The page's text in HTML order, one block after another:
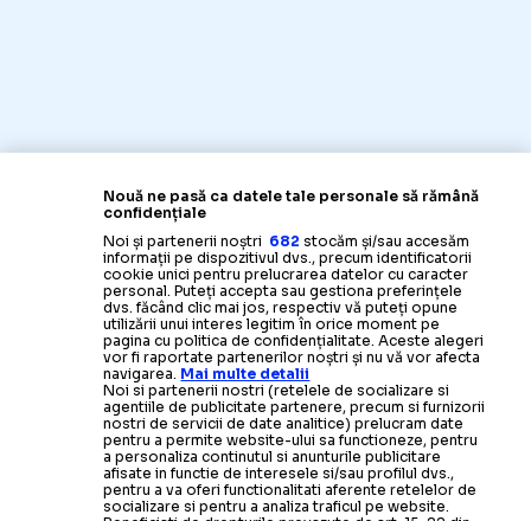
Nouă ne pasă ca datele tale personale să rămână
confidențiale
Noi și partenerii noștri 682 stocăm și/sau accesăm
informații pe dispozitivul dvs., precum identificatorii
cookie unici pentru prelucrarea datelor cu caracter
personal. Puteți accepta sau gestiona preferințele
dvs. făcând clic mai jos, respectiv vă puteți opune
utilizării unui interes legitim în orice moment pe
pagina cu politica de confidențialitate. Aceste alegeri
vor fi raportate partenerilor noștri și nu vă vor afecta
navigarea. Mai multe detalii
Noi si partenerii nostri (retelele de socializare si
agentiile de publicitate partenere, precum si furnizorii
nostri de servicii de date analitice) prelucram date
pentru a permite website-ului sa functioneze, pentru
a personaliza continutul si anunturile publicitare
afisate in functie de interesele si/sau profilul dvs.,
pentru a va oferi functionalitati aferente retelelor de
socializare si pentru a analiza traficul pe website.